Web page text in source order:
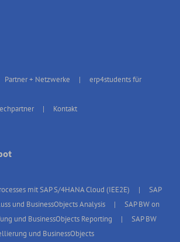
Partner + Netzwerke
erp4students für
Kontakt
mit SAP S/4HANA Cloud (IEE2E)
SAP
und BusinessObjects Analysis
SAP BW on
und BusinessObjects Reporting
SAP BW
und BusinessObjects